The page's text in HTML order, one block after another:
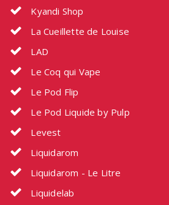
Kyandi Shop
La Cueillette de Louise
LAD
Le Coq qui Vape
Le Pod Flip
Le Pod Liquide by Pulp
Levest
Liquidarom
Liquidarom - Le Litre
Liquidelab